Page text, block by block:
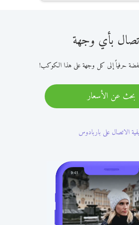
بأي وجهة
حرفياً إلى كل وجهة على هذا الكوكب!
بحث عن الأسعار
الاتصال على باربادوس